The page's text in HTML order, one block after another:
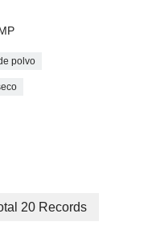
polvo
20 Records